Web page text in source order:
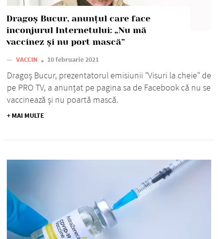
Dragoș Bucur, anunțul care face
înconjurul Internetului: „Nu mă
vaccinez și nu port mască”
— VACCIN 10 februarie 2021
Dragoș Bucur, prezentatorul emisiunii "Visuri la cheie" de
pe PRO TV, a anunțat pe pagina sa de Facebook că nu se
vaccinează și nu poartă mască.
+ MAI MULTE